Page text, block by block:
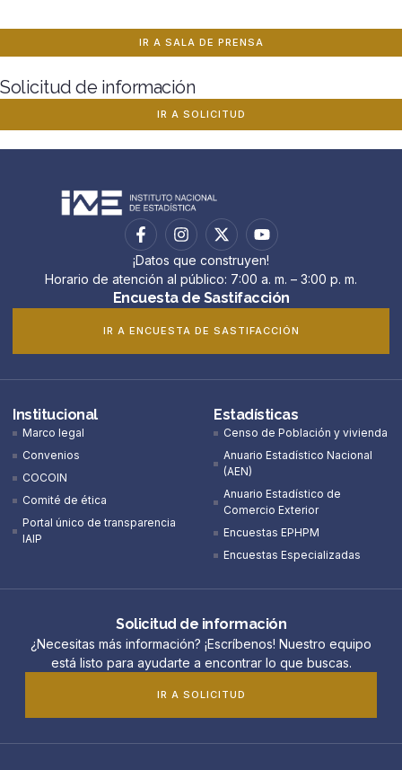
IR A SALA DE PRENSA
Solicitud de información
IR A SOLICITUD
¡Datos que construyen!
Horario de atención al público: 7:00 a. m. – 3:00 p. m.
Encuesta de Sastifacción
IR A ENCUESTA DE SASTIFACCIÓN
Institucional
Marco legal
Convenios
COCOIN
Comité de ética
Portal único de transparencia
IAIP
Estadísticas
Censo de Población y vivienda
Anuario Estadístico Nacional
(AEN)​
Anuario Estadístico de
Comercio Exterior
Encuestas EPHPM
Encuestas Especializadas
Solicitud de información
¿Necesitas más información? ¡Escríbenos! Nuestro equipo
está listo para ayudarte a encontrar lo que buscas.
IR A SOLICITUD